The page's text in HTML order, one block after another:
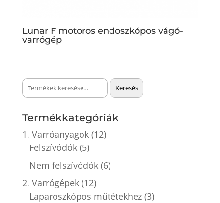
Lunar F motoros endoszkópos vágó-
varrógép
Keresés
a
Keresés
Termékkategóriák
1. Varróanyagok (12)
Felszívódók (5)
Nem felszívódók (6)
2. Varrógépek (12)
Laparoszkópos műtétekhez (3)